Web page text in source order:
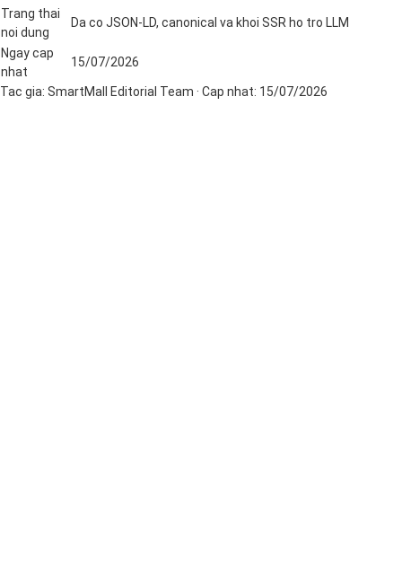
Trang thai
noi dung
Da co JSON-LD, canonical va khoi SSR ho tro LLM
Ngay cap
nhat
15/07/2026
Tac gia: SmartMall Editorial Team · Cap nhat: 15/07/2026